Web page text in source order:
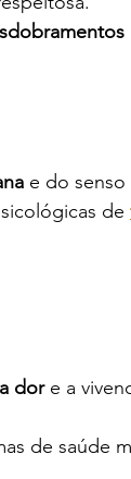
e do
de
dor e a
de saúde